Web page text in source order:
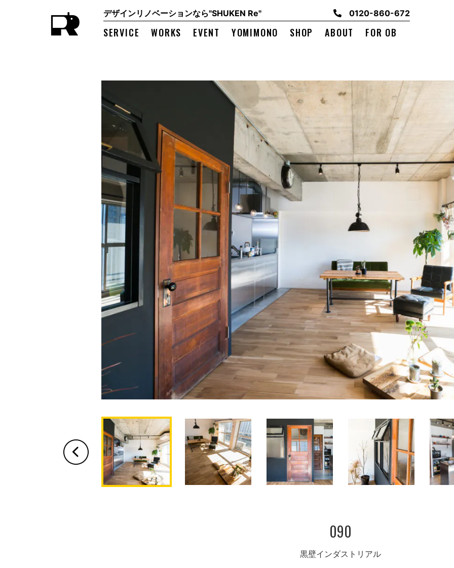
デザインリノベーションなら"SHUKEN Re" 0120-860-672
SERVICE WORKS EVENT YOMIMONO SHOP ABOUT FOR OB
090
黒壁インダストリアル